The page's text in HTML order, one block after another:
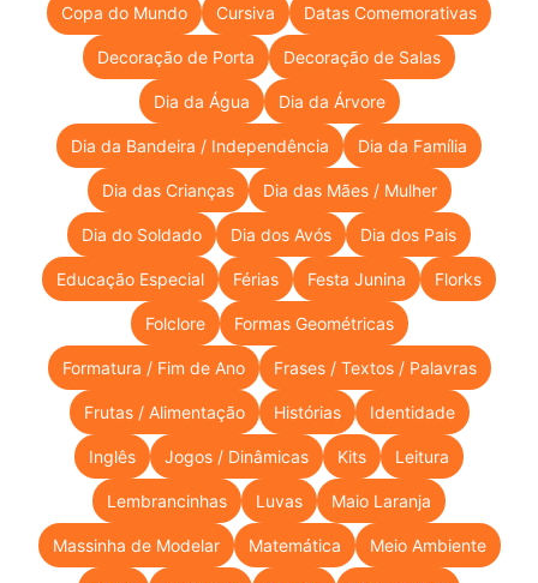
Copa do Mundo Cursiva Datas Comemorativas
Decoração de Porta Decoração de Salas
Dia da Água Dia da Árvore
Dia da Bandeira / Independência Dia da Família
Dia das Crianças Dia das Mães / Mulher
Dia do Soldado Dia dos Avós Dia dos Pais
Educação Especial Férias Festa Junina Florks
Folclore Formas Geométricas
Formatura / Fim de Ano Frases / Textos / Palavras
Frutas / Alimentação Histórias Identidade
Inglês Jogos / Dinâmicas Kits Leitura
Lembrancinhas Luvas Maio Laranja
Massinha de Modelar Matemática Meio Ambiente